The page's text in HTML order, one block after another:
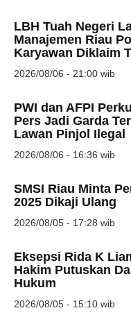
LBH Tuah Negeri
Manajemen Riau
Karyawan Diklaim
2026/08/06 - 21:00 wib
PWI dan AFPI
Pers Jadi Garda
Lawan Pinjol Ilegal
2026/08/06 - 16:36 wib
SMSI Riau Minta
2025 Dikaji Ulang
2026/08/05 - 17:28 wib
Eksepsi Rida K
Hakim Putuskan
Hukum
2026/08/05 - 15:10 wib